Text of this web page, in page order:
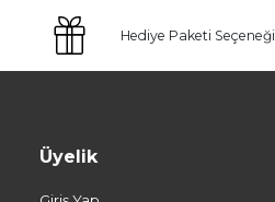
Hediye Paketi Seçeneği
Üyelik